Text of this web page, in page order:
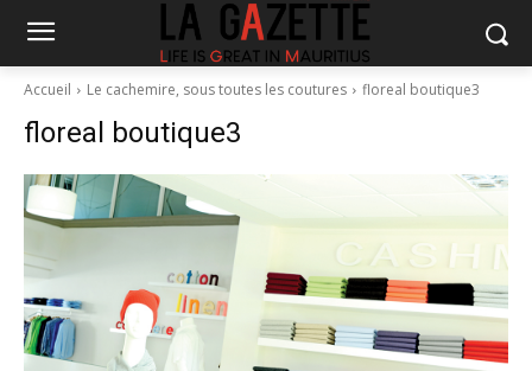
Accueil Le cachemire, sous toutes les coutures floreal boutique3
floreal boutique3